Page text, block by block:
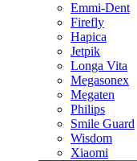
Emmi-Dent
Firefly
Hapica
Jetpik
Longa Vita
Megasonex
Megaten
Philips
Smile Guard
Wisdom
Xiaomi